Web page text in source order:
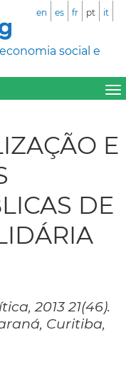
social e
en es fr pt it
E
DE
2013 21(46).
Curitiba,